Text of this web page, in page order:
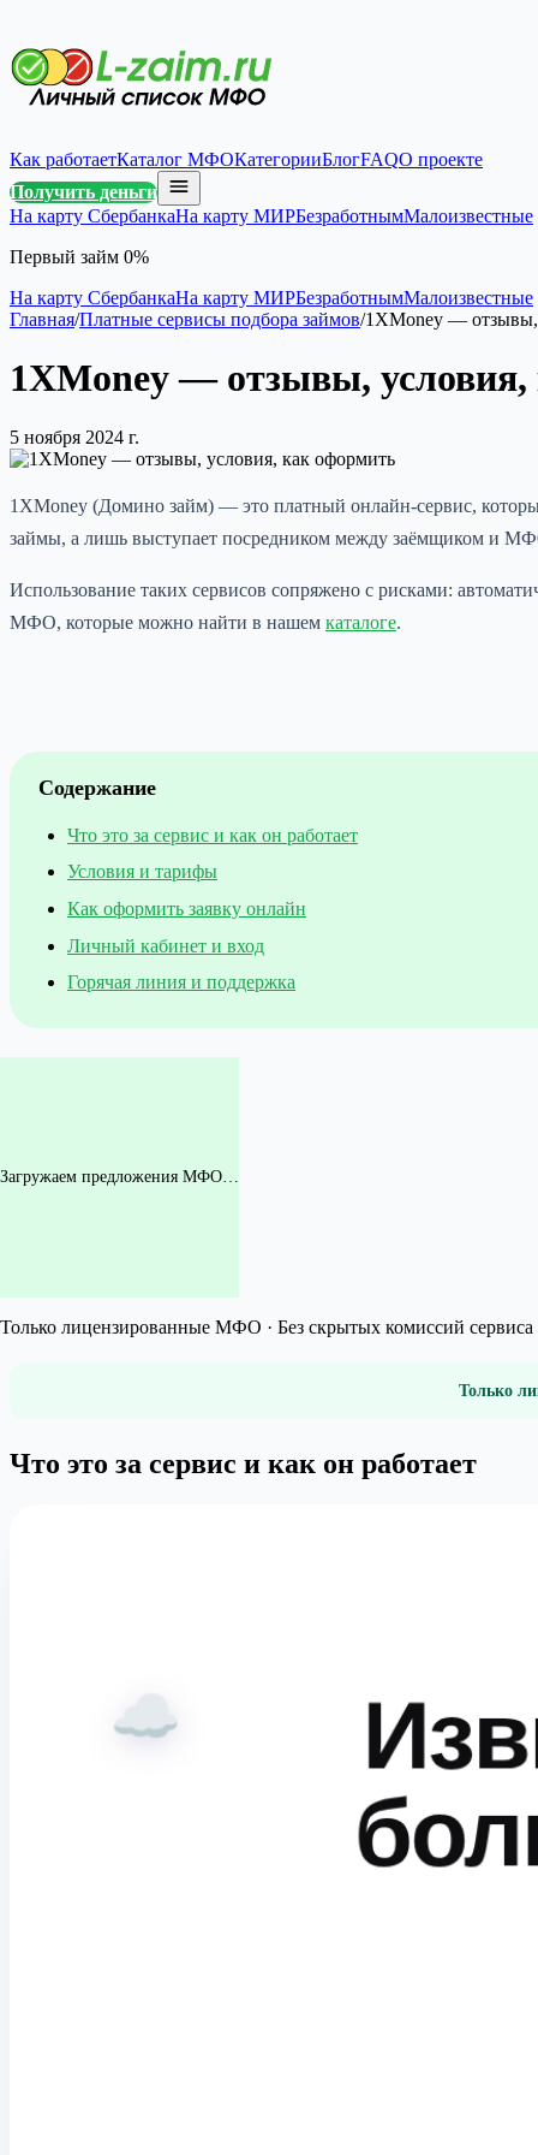
Как работаетКаталог МФОКатегорииБлогFAQО проекте
Получить деньги
На карту СбербанкаНа карту МИРБезработнымМалоизвестные
Первый займ 0%
На карту СбербанкаНа карту МИРБезработнымМалоизвестные
Главная/Платные сервисы подбора займов/1XMoney — отзывы,
1XMoney — отзывы,
5 ноября 2024 г.
1XMoney (Домино займ) — это платный онлайн-сервис,
займы, а лишь выступает посредником между заёмщиком и
Использование таких сервисов сопряжено с рисками:
МФО, которые можно найти в нашем каталоге.
Содержание
Что это за сервис и как он работает
Условия и тарифы
Как оформить заявку онлайн
Личный кабинет и вход
Горячая линия и поддержка
Загружаем предложения МФО…
Только лицензированные МФО · Без скрытых комиссий
Только
Что это за сервис и как он работает